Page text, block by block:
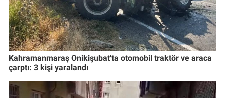
Kahramanmaraş Onikişubat'ta otomobil traktör ve araca
çarptı: 3 kişi yaralandı